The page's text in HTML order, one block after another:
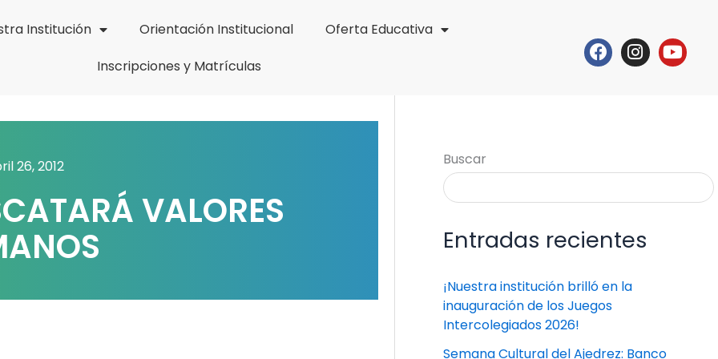
Institución Orientación Institucional
Oferta Educativa
Inscripciones y Matrículas
Facebook
26, 2012
VALORES
Buscar
Entradas recientes
¡Nuestra institución brilló en la
inauguración de los Juegos
Intercolegiados 2026!
Semana Cultural del Ajedrez: Banco